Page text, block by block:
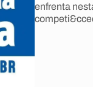
enfrenta